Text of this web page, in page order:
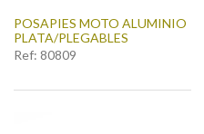
POSAPIES MOTO ALUMINIO
PLATA/PLEGABLES
Ref: 80809